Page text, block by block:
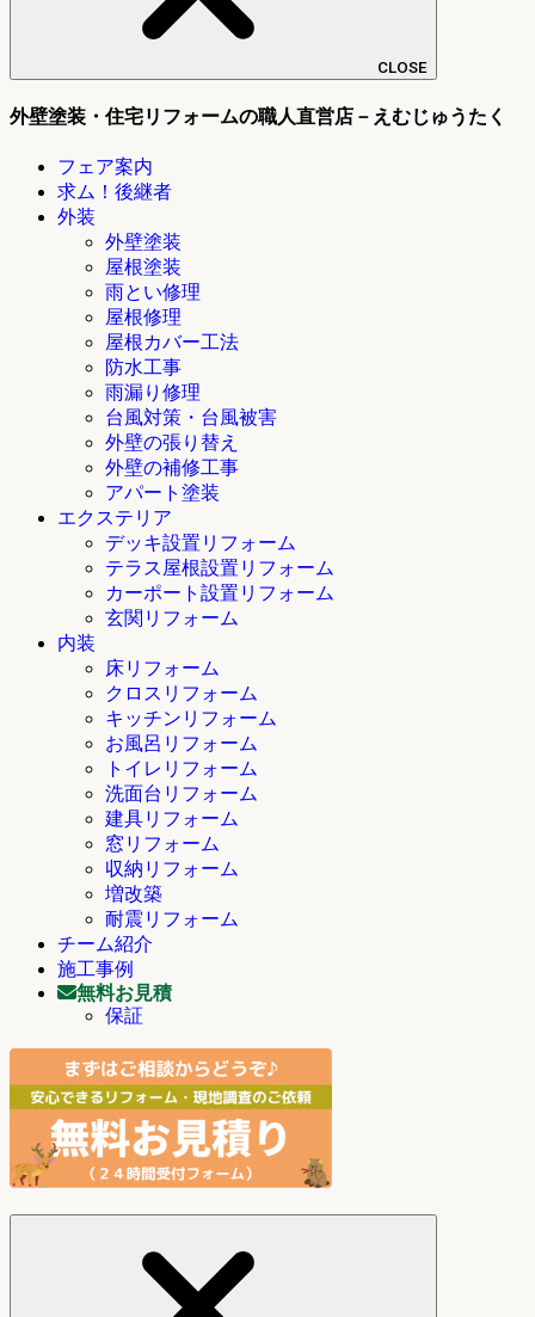
CLOSE
外壁塗装・住宅リフォームの職人直営店－えむじゅうたく
フェア案内
求ム！後継者
外装
外壁塗装
屋根塗装
雨とい修理
屋根修理
屋根カバー工法
防水工事
雨漏り修理
台風対策・台風被害
外壁の張り替え
外壁の補修工事
アパート塗装
エクステリア
デッキ設置リフォーム
テラス屋根設置リフォーム
カーポート設置リフォーム
玄関リフォーム
内装
床リフォーム
クロスリフォーム
キッチンリフォーム
お風呂リフォーム
トイレリフォーム
洗面台リフォーム
建具リフォーム
窓リフォーム
収納リフォーム
増改築
耐震リフォーム
チーム紹介
施工事例
無料お見積
保証